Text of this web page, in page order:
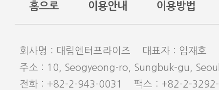
홈으로 이용안내 이용방법
회사명 : 대림엔터프라이즈 대표자 : 임재호
주소 : 10, Seogyeong-ro, Sungbuk-gu,
전화 : +82-2-943-0031 팩스 : +82-2-